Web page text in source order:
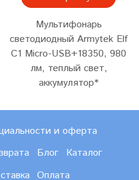
Мультифонарь
светодиодный Armytek Elf
C1 Micro-USB+18350, 980
лм, теплый свет,
аккумулятор*
и оферта
Блог
Каталог
Оплата